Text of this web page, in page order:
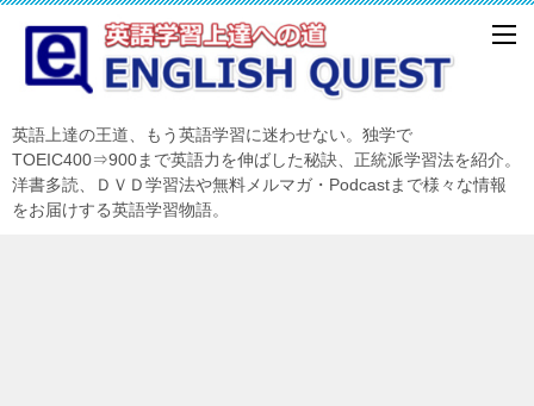
英語上達の王道、もう英語学習に迷わせない。独学で
TOEIC400⇒900まで英語力を伸ばした秘訣、正統派学習法を紹介。
洋書多読、ＤＶＤ学習法や無料メルマガ・Podcastまで様々な情報
をお届けする英語学習物語。